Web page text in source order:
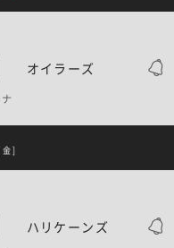
オイラーズ
]
ハリケーンズ